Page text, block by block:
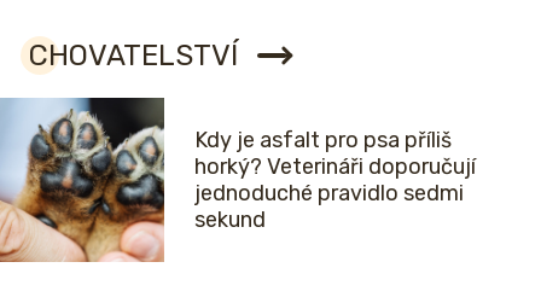
CHOVATELSTVÍ
Kdy je asfalt pro psa příliš
horký? Veterináři doporučují
jednoduché pravidlo sedmi
sekund